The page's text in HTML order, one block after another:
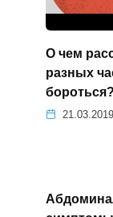
О чем
разных
бороться?
21.03.2019